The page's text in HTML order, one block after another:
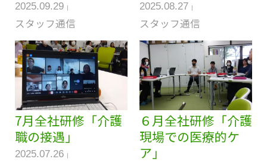
2025.09.29
スタッフ通信
2025.08.27
スタッフ通信
7月全社研修「介護
職の接遇」
2025.07.26
６月全社研修「介護
現場での医療的ケ
ア」